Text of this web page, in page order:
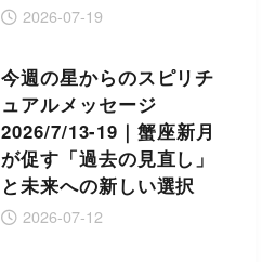
2026-07-19
今週の星からのスピリチ
ュアルメッセージ
2026/7/13-19｜蟹座新月
が促す「過去の見直し」
と未来への新しい選択
2026-07-12